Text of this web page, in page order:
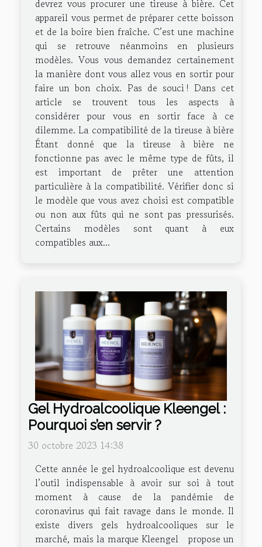
devrez vous procurer une tireuse à bière. Cet
appareil vous permet de préparer cette boisson
et de la boire bien fraîche. C’est une machine
qui se retrouve néanmoins en plusieurs
modèles. Vous vous demandez certainement
la manière dont vous allez vous en sortir pour
faire un bon choix. Pas de souci ! Dans cet
article se trouvent tous les aspects à
considérer pour vous en sortir face à ce
dilemme. La compatibilité de la tireuse à bière
Étant donné que la tireuse à bière ne
fonctionne pas avec le même type de fûts, il
est important de prêter une attention
particulière à la compatibilité. Vérifier donc si
le modèle que vous avez choisi est compatible
ou non aux fûts qui ne sont pas pressurisés.
Certains modèles sont quant à eux
compatibles aux...
Gel Hydroalcoolique Kleengel :
Pourquoi s’en servir ?
30 octobre 2023 14:38
Cette année le gel hydroalcoolique est devenu
l’outil indispensable à avoir sur soi à tout
moment à cause de la pandémie de
coronavirus qui fait ravage dans le monde. Il
existe divers gels hydroalcooliques sur le
marché, mais la marque Kleengel propose un